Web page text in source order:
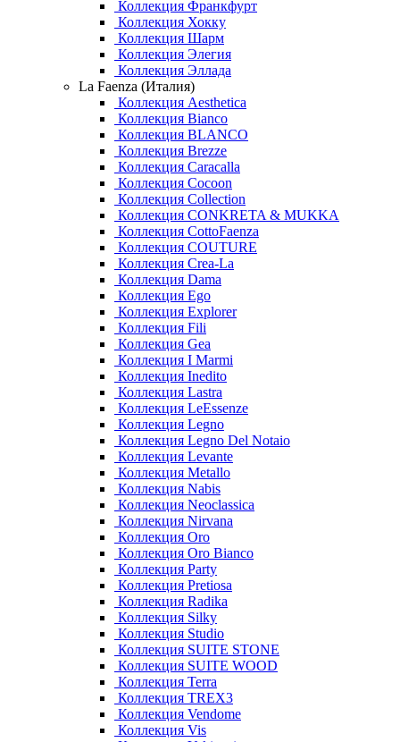
Коллекция Франкфурт
Коллекция Хокку
Коллекция Шарм
Коллекция Элегия
Коллекция Эллада
La Faenza (Италия)
Коллекция Aesthetica
Коллекция Bianco
Коллекция BLANCO
Коллекция Brezze
Коллекция Caracalla
Коллекция Cocoon
Коллекция Collection
Коллекция CONKRETA & MUKKA
Коллекция CottoFaenza
Коллекция COUTURE
Коллекция Crea-La
Коллекция Dama
Коллекция Ego
Коллекция Explorer
Коллекция Fili
Коллекция Gea
Коллекция I Marmi
Коллекция Inedito
Коллекция Lastra
Коллекция LeEssenze
Коллекция Legno
Коллекция Legno Del Notaio
Коллекция Levante
Коллекция Metallo
Коллекция Nabis
Коллекция Neoclassica
Коллекция Nirvana
Коллекция Oro
Коллекция Oro Bianco
Коллекция Party
Коллекция Pretiosa
Коллекция Radika
Коллекция Silky
Коллекция Studio
Коллекция SUITE STONE
Коллекция SUITE WOOD
Коллекция Terra
Коллекция TREX3
Коллекция Vendome
Коллекция Vis